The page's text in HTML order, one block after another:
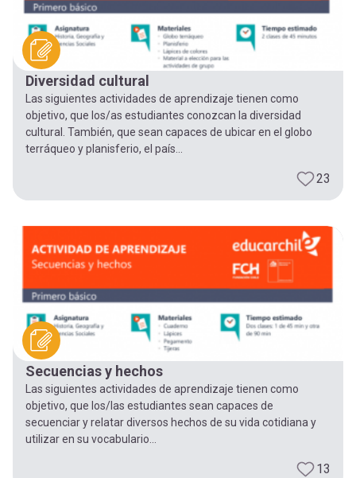
Diversidad cultural
Las siguientes actividades de aprendizaje tienen como
objetivo, que los/as estudiantes conozcan la diversidad
cultural. También, que sean capaces de ubicar en el globo
terráqueo y planisferio, el país...
23
Secuencias y hechos
Las siguientes actividades de aprendizaje tienen como
objetivo, que los/las estudiantes sean capaces de
secuenciar y relatar diversos hechos de su vida cotidiana y
utilizar en su vocabulario...
13